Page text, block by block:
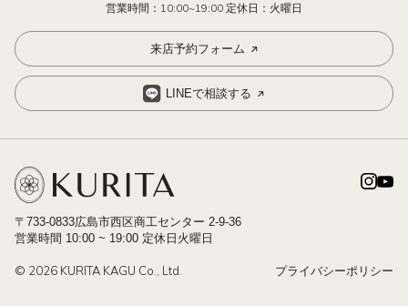
営業時間：10:00~19:00 定休日：火曜日
来店予約フォーム
LINEで相談する
〒733-0833広島市西区商工センター 2-9-36
営業時間 10:00 ~ 19:00 定休日火曜日
プライバシーポリシー
© 2026 KURITA KAGU Co., Ltd.